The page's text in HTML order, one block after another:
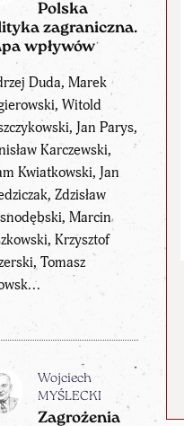
Polska
zagraniczna.
wpływów
Duda, Marek
Witold
Jan Parys,
Karczewski,
Kwiatkowski, Jan
Zdzisław
Marcin
Krzysztof
Tomasz
Wojciech
MYŚLECKI
Zagrożenia